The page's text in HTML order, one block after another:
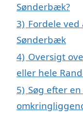
Sønderbæk?
3) Fordele
Sønderbæk
4) Oversigt
eller hele
5) Søg efter